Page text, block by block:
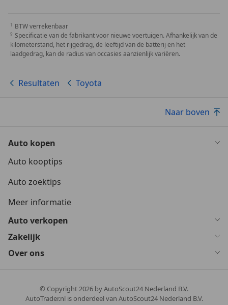
BTW verrekenbaar
Specificatie van de fabrikant voor nieuwe voertuigen. Afhankelijk van de
kilometerstand, het rijgedrag, de leeftijd van de batterij en het
laadgedrag, kan de radius van occasies aanzienlijk variëren.
Resultaten Toyota
Naar boven
Auto kopen
Auto kooptips
Auto zoektips
Meer informatie
Auto verkopen
Zakelijk
Over ons
© Copyright 2026 by AutoScout24 Nederland B.V.
AutoTrader.nl is onderdeel van AutoScout24 Nederland B.V.